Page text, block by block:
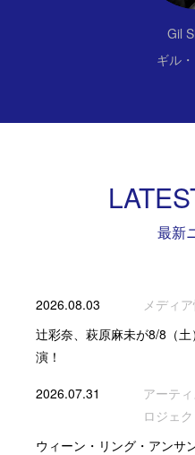
Gil
ギル
最新
2026.08.03
メディ
辻彩奈、萩原麻未が8/8（
演！
2026.07.31
アーテ
ロジェ
ウィーン・リング・アンサ